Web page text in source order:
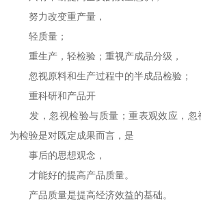
努力改变重产量，
轻质量；
重生产，轻检验；重视产成品分级，
忽视原料和生产过程中的半成品检验；
重科研和产品开
发，忽视检验与质量；重表观效应，忽
为检验是对既定成果而言，是
事后的思想观念，
才能好的提高产品质量。
产品质量是提高经济效益的基础。